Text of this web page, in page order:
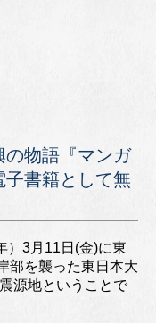
の物語『マンガ
子書籍として無
）3月11日(金)に東
部を襲った東日本大
源地ということで